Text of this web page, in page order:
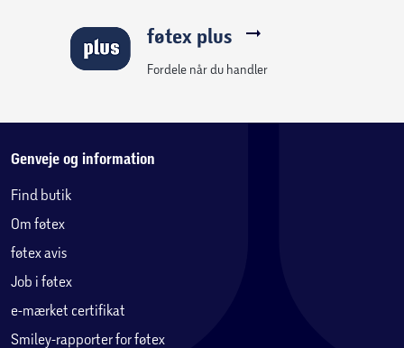
føtex plus
Fordele når du handler
Genveje og information
Find butik
Om føtex
føtex avis
Job i føtex
e-mærket certifikat
Smiley-rapporter for føtex